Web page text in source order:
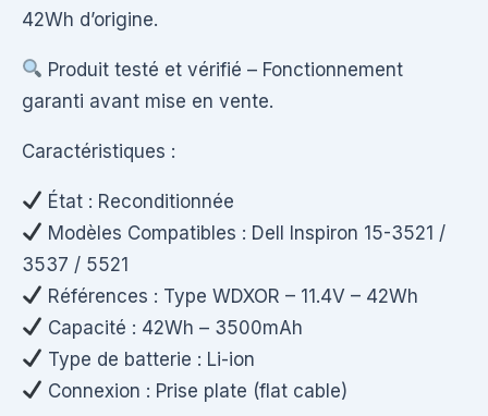
42Wh d’origine.
Produit testé et vérifié – Fonctionnement
garanti avant mise en vente.
Caractéristiques :
État : Reconditionnée
Modèles Compatibles : Dell Inspiron 15-3521 /
3537 / 5521
Références : Type WDXOR – 11.4V – 42Wh
Capacité : 42Wh – 3500mAh
Type de batterie : Li-ion
Connexion : Prise plate (flat cable)